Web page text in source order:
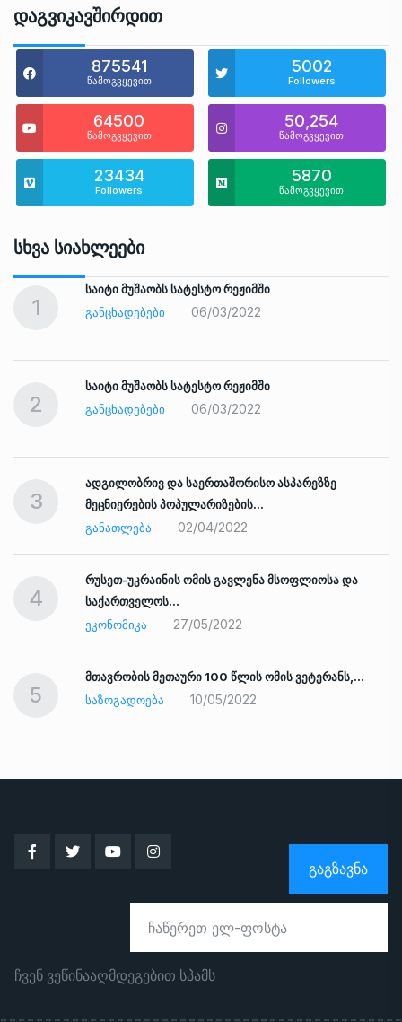
Დაგვიკავშირდით
875541
წამოგვყევით
5002
Followers
64500
წამოგვყევით
50,254
წამოგვყევით
23434
Followers
5870
წამოგვყევით
Სხვა Სიახლეები
1
საიტი მუშაობს სატესტო რეჟიმში
ᲒᲐᲜᲪᲮᲐᲓᲔᲑᲔᲑᲘ
06/03/2022
2
საიტი მუშაობს სატესტო რეჟიმში
ᲒᲐᲜᲪᲮᲐᲓᲔᲑᲔᲑᲘ
06/03/2022
3
ადგილობრივ და საერთაშორისო ასპარეზზე
მეცნიერების პოპულარიზების…
ᲒᲐᲜᲐᲗᲚᲔᲑᲐ
02/04/2022
4
რუსეთ-უკრაინის ომის გავლენა მსოფლიოსა და
საქართველოს…
ᲔᲙᲝᲜᲝᲛᲘᲙᲐ
27/05/2022
5
მთავრობის მეთაური 100 წლის ომის ვეტერანს,…
ᲡᲐᲖᲝᲒᲐᲓᲝᲔᲑᲐ
10/05/2022
ᲒᲐᲒᲖᲐᲕᲜᲐ
ჩვენ ვეწინააღმდეგებით სპამს